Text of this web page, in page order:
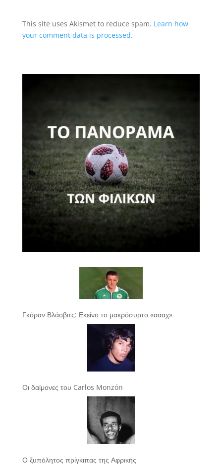
This site uses Akismet to reduce spam. Learn how
your comment data is processed.
Γκόραν Βλάοβιτς: Εκείνο το μακρόσυρτο «αααχ»
Οι δαίμονες του Carlos Monzón
Ο ξυπόλητος πρίγκιπας της Αφρικής